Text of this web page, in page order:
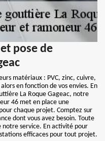
pose de
matériaux : PVC, zinc, cuivre,
en fonction de vos envies. En
La Roque Gageac, notre
46 met en place une
chaque projet. Comptez sur
dont vous avez besoin. Toute
notre service. En activité pour
efficaces pour tout projet.